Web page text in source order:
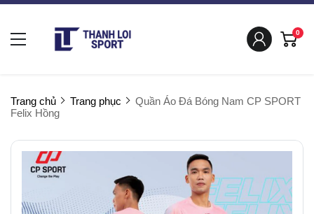
0
Trang chủ Trang phục
Quần Áo Đá Bóng Nam CP SPORT
Felix Hồng